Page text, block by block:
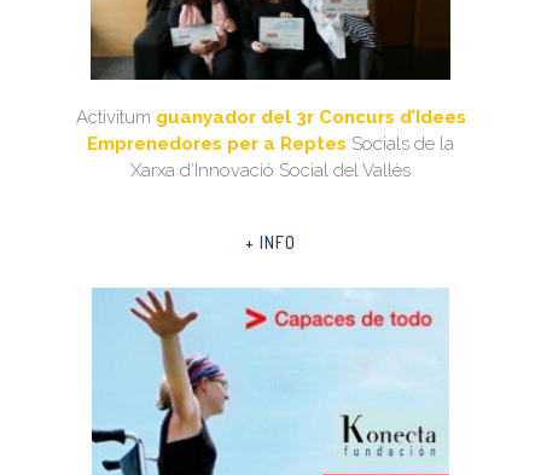
Activitum guanyador del 3r Concurs d’Idees
Emprenedores per a Reptes Socials de la
Xarxa d’Innovació Social del Vallès
+ INFO